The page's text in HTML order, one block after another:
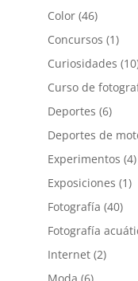
Color(46)
Concursos (1)
Curiosidades
Curso de
Deportes (6)
Deportes de
Experimentos (4)
Exposiciones (1)
Fotografía (40)
Fotografía
Internet(2)